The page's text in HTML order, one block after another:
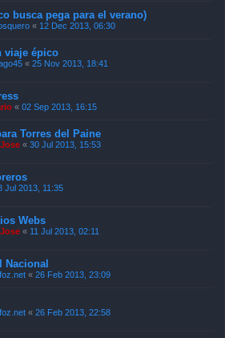
busca pega para el verano)
« 12 Dec 2013, 06:30
viaje épico
« 25 Nov 2013, 18:41
« 02 Sep 2013, 16:15
Torres del Paine
« 30 Jul 2013, 15:53
Jul 2013, 11:35
Webs
« 11 Jul 2013, 02:11
Nacional
« 26 Feb 2013, 23:09
« 26 Feb 2013, 22:58